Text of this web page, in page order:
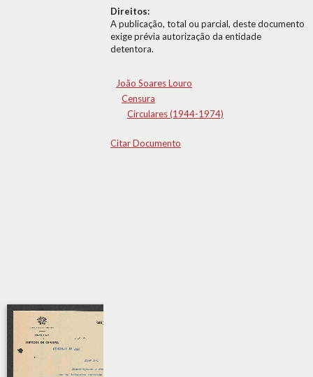
Direitos:
A publicação, total ou parcial, deste documento
exige prévia autorização da entidade
detentora.
João Soares Louro
Censura
Circulares (1944-1974)
Citar Documento